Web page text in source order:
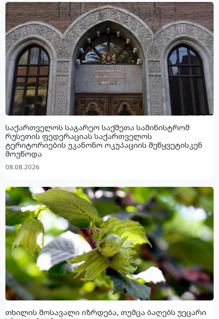
საქართველოს საგარეო საქმეთა სამინისტრომ
რუსეთის ფედერაციას საქართველოს
ტერიტორიების უკანონო ოკუპაციის შეწყვეტისკენ
მოუწოდა
08.08.2026
თხილის მოსავალი იზრდება, თუმცა ბაღებს უეცარი